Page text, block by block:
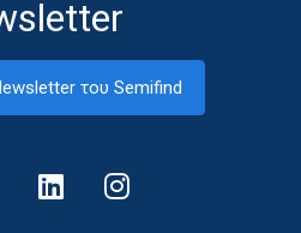
του Semifind